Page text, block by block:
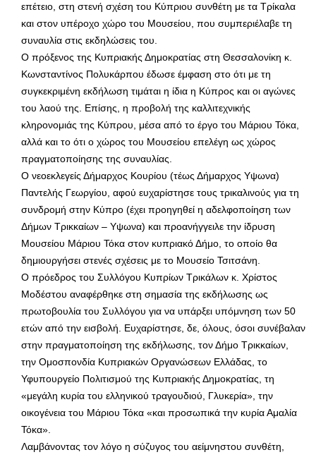
επέτειο, στη στενή σχέση του Κύπριου συνθέτη με τα Τρίκαλα
και στον υπέροχο χώρο του Μουσείου, που συμπεριέλαβε τη
συναυλία στις εκδηλώσεις του.
Ο πρόξενος της Κυπριακής Δημοκρατίας στη Θεσσαλονίκη κ.
Κωνσταντίνος Πολυκάρπου έδωσε έμφαση στο ότι με τη
συγκεκριμένη εκδήλωση τιμάται η ίδια η Κύπρος και οι αγώνες
του λαού της. Επίσης, η προβολή της καλλιτεχνικής
κληρονομιάς της Κύπρου, μέσα από το έργο του Μάριου Τόκα,
αλλά και το ότι ο χώρος του Μουσείου επελέγη ως χώρος
πραγματοποίησης της συναυλίας.
Ο νεοεκλεγείς Δήμαρχος Κουρίου (τέως Δήμαρχος Υψωνα)
Παντελής Γεωργίου, αφού ευχαρίστησε τους τρικαλινούς για τη
συνδρομή στην Κύπρο (έχει προηγηθεί η αδελφοποίηση των
Δήμων Τρικκαίων – Υψωνα) και προανήγγειλε την ίδρυση
Μουσείου Μάριου Τόκα στον κυπριακό Δήμο, το οποίο θα
δημιουργήσει στενές σχέσεις με το Μουσείο Τσιτσάνη.
Ο πρόεδρος του Συλλόγου Κυπρίων Τρικάλων κ. Χρίστος
Μοδέστου αναφέρθηκε στη σημασία της εκδήλωσης ως
πρωτοβουλία του Συλλόγου για να υπάρξει υπόμνηση των 50
ετών από την εισβολή. Ευχαρίστησε, δε, όλους, όσοι συνέβαλαν
στην πραγματοποίηση της εκδήλωσης, τον Δήμο Τρικκαίων,
την Ομοσπονδία Κυπριακών Οργανώσεων Ελλάδας, το
Υφυπουργείο Πολιτισμού της Κυπριακής Δημοκρατίας, τη
«μεγάλη κυρία του ελληνικού τραγουδιού, Γλυκερία», την
οικογένεια του Μάριου Τόκα «και προσωπικά την κυρία Αμαλία
Τόκα».
Λαμβάνοντας τον λόγο η σύζυγος του αείμνηστου συνθέτη,